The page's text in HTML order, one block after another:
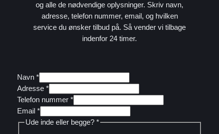
og alle de nødvendige oplysninger. Skriv navn,
adresse, telefon nummer, email, og hvilken
service du ønsker tilbud på. Så vender vi tilbage
indenfor 24 timer.
Navn *
12.
ikke
før
Adresse *
Telefon nummer *
Email *
Ude inde eller begge? *